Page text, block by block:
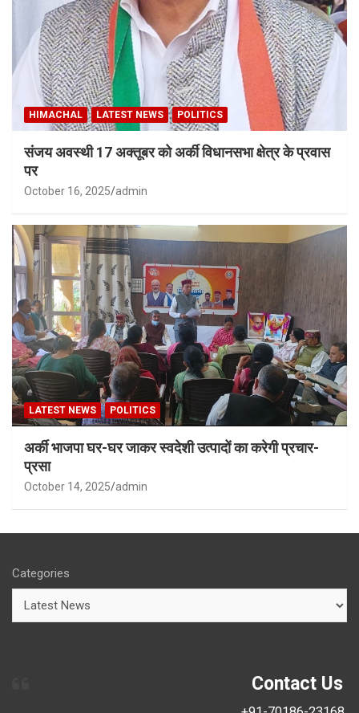
HIMACHAL LATEST NEWS POLITICS
संजय अवस्थी 17 अक्तूबर को अर्की विधानसभा क्षेत्र के प्रवास
पर
October 16, 2025 admin
LATEST NEWS POLITICS
अर्की भाजपा घर-घर जाकर स्वदेशी उत्पादों का करेगी प्रचार-
प्रसा
October 14, 2025 admin
Categories
Contact Us